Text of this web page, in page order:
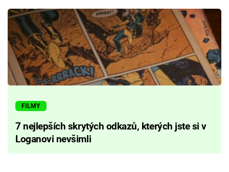
FILMY
7 nejlepších skrytých odkazů, kterých jste si v
Loganovi nevšimli